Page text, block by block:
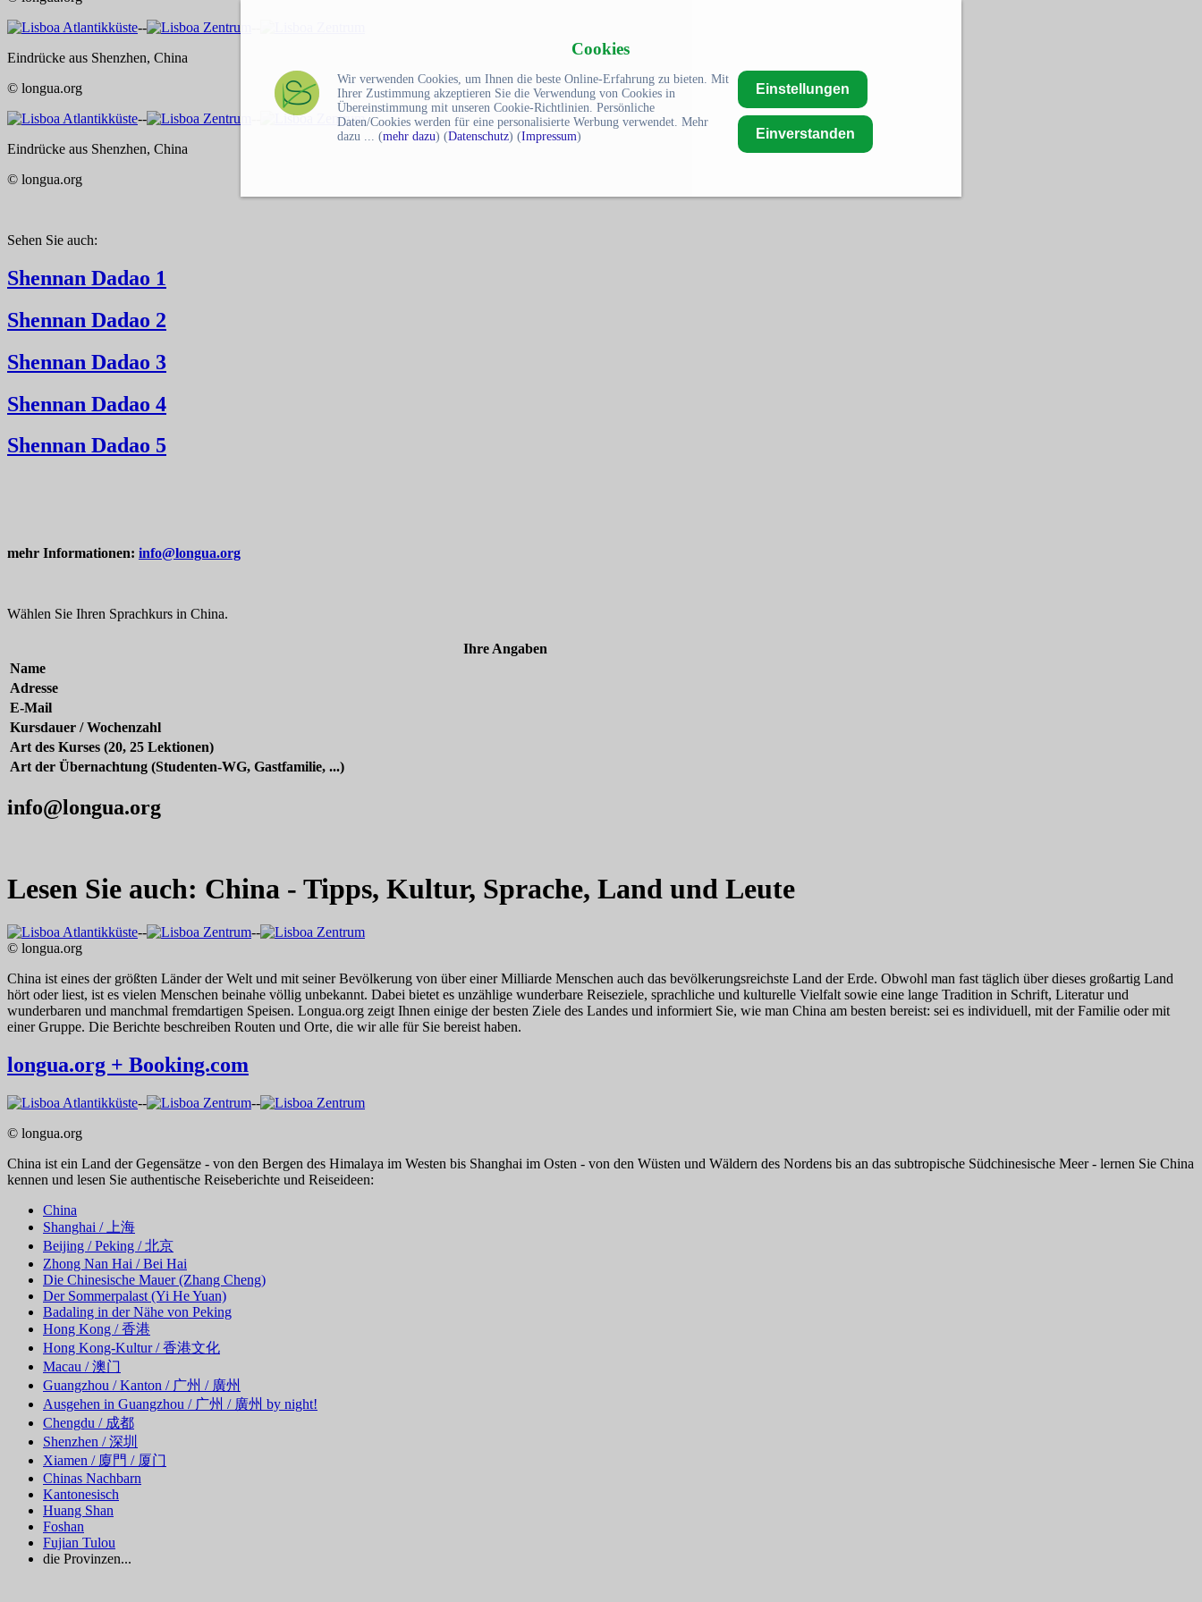
Cookies
Wir verwenden Cookies, um Ihnen die beste Online-Erfahrung zu bieten. Mit
Ihrer Zustimmung akzeptieren Sie die Verwendung von Cookies in
Übereinstimmung mit unseren Cookie-Richtlinien. Persönliche
Daten/Cookies werden für eine personalisierte Werbung verwendet. Mehr
dazu ... (mehr dazu) (Datenschutz) (Impressum)
Einstellungen
Einverstanden
--
Eindrücke aus Shenzhen, China
© longua.org
--
Eindrücke aus Shenzhen, China
© longua.org
Sehen Sie auch:
Shennan Dadao 1
Shennan Dadao 2
Shennan Dadao 3
Shennan Dadao 4
Shennan Dadao 5
mehr Informationen: info@longua.org
Wählen Sie Ihren Sprachkurs in China.
Ihre Angaben
Name
Adresse
E-Mail
Kursdauer / Wochenzahl
Art des Kurses (20, 25 Lektionen)
Art der Übernachtung (Studenten-WG, Gastfamilie, ...)
info@longua.org
Lesen Sie auch: China - Tipps, Kultur, Sprache, Land und Leute
--
--
© longua.org
China ist eines der größten Länder der Welt und mit seiner Bevölkerung von über einer Milliarde Menschen auch das bevölkerungsreichste Land der Erde. Obwohl man fast täglich über dieses großartig Land
hört oder liest, ist es vielen Menschen beinahe völlig unbekannt. Dabei bietet es unzählige wunderbare Reiseziele, sprachliche und kulturelle Vielfalt sowie eine lange Tradition in Schrift, Literatur und
wunderbaren und manchmal fremdartigen Speisen. Longua.org zeigt Ihnen einige der besten Ziele des Landes und informiert Sie, wie man China am besten bereist: sei es individuell, mit der Familie oder mit
einer Gruppe. Die Berichte beschreiben Routen und Orte, die wir alle für Sie bereist haben.
longua.org + Booking.com
--
--
© longua.org
China ist ein Land der Gegensätze - von den Bergen des Himalaya im Westen bis Shanghai im Osten - von den Wüsten und Wäldern des Nordens bis an das subtropische Südchinesische Meer - lernen Sie China
kennen und lesen Sie authentische Reiseberichte und Reiseideen:
China
Shanghai / 上海
Beijing / Peking / 北京
Zhong Nan Hai / Bei Hai
Die Chinesische Mauer (Zhang Cheng)
Der Sommerpalast (Yi He Yuan)
Badaling in der Nähe von Peking
Hong Kong / 香港
Hong Kong-Kultur / 香港文化
Macau / 澳门
Guangzhou / Kanton / 广州 / 廣州
Ausgehen in Guangzhou / 广州 / 廣州 by night!
Chengdu / 成都
Shenzhen / 深圳
Xiamen / 廈門 / 厦门
Chinas Nachbarn
Kantonesisch
Huang Shan
Foshan
Fujian Tulou
die Provinzen...